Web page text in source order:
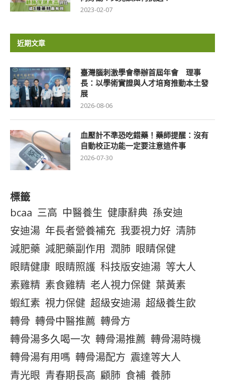
2023-02-07
近期文章
臺灣腦刺激學會舉辦首屆年會 理事
長：以學術實證與人才培育推動本土發
展
2026-08-06
血壓計不準恐吃錯藥！藥師提醒：沒有
自動校正功能一定要注意這件事
2026-07-30
標籤
bcaa 三高 中醫養生 健康辭典 孫安迪
安迪湯 年長者營養補充 我要視力好 清肺
減肥藥 減肥藥副作用 潤肺 眼睛保健
眼睛健康 眼睛照護 科技版安迪湯 等大人
素雞精 素食雞精 老人視力保健 葉黃素
蝦紅素 視力保健 超級安迪湯 超級養生飲
轉骨 轉骨中醫推薦 轉骨方
轉骨湯多久喝一次 轉骨湯推薦 轉骨湯時機
轉骨湯有用嗎 轉骨湯配方 震達等大人
青光眼 青春期長高 顧肺 食補 養肺